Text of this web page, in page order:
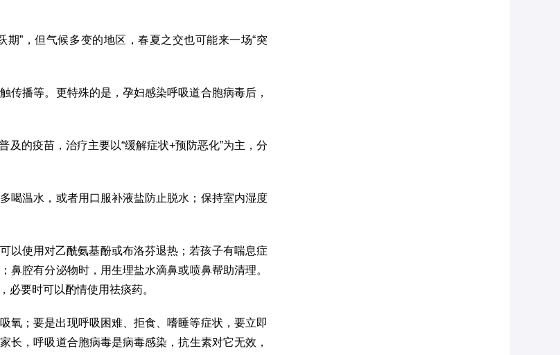
”，但气候多变的地区，春夏之交也可能来一场“突
传播等。更特殊的是，孕妇感染呼吸道合胞病毒后，
的疫苗，治疗主要以“缓解症状+预防恶化”为主，分
喝温水，或者用口服补液盐防止脱水；保持室内湿度
以使用对乙酰氨基酚或布洛芬退热；若孩子有喘息症
腔有分泌物时，用生理盐水滴鼻或喷鼻帮助清理。
必要时可以酌情使用祛痰药。
氧；要是出现呼吸困难、拒食、嗜睡等症状，要立即
长，呼吸道合胞病毒是病毒感染，抗生素对它无效，